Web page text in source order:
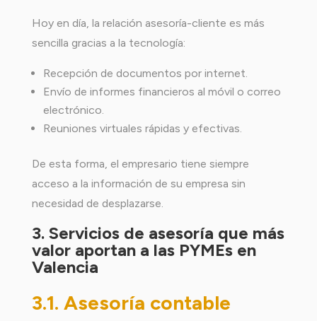
Hoy en día, la relación asesoría-cliente es más
sencilla gracias a la tecnología:
Recepción de documentos por internet.
Envío de informes financieros al móvil o correo
electrónico.
Reuniones virtuales rápidas y efectivas.
De esta forma, el empresario tiene siempre
acceso a la información de su empresa sin
necesidad de desplazarse.
3. Servicios de asesoría que más
valor aportan a las PYMEs en
Valencia
3.1. Asesoría contable